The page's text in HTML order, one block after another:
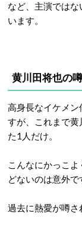
など、主演では
います。
黄川田将也の
高身長なイケメ
すが、これまで
た1 人だけ。
こんなにかっこ
どないのは意外で
過去に熱愛が噂さ